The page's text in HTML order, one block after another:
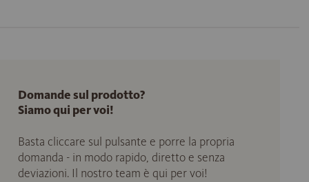
Domande sul prodotto?
Siamo qui per voi!
Basta cliccare sul pulsante e porre la propria
domanda - in modo rapido, diretto e senza
deviazioni. Il nostro team è qui per voi!